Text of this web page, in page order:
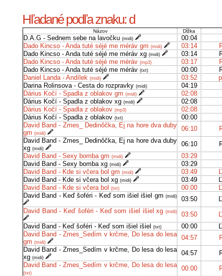
Hľadané podľa znaku: d
Názov Dĺžka
D.A.G - Sednem sebe na lavočku (midi)
00:04
Dado Kincso - Anda tuté séjé me méráv gm (midi) 03:14
Dado Kincso - Anda tuté séjé me méráv xg (midi) 03:14
Dado Kincso - Anda tuté séjé me méráv (mp3) 03:17
Dado Kincso - Anda tuté séjé me méráv (txt) 00:00
Daniel Landa - Andílek (midi) 03:52
Darina Rolinsova - Cesta do rozpravky (midi)
04:19
Dárius Kočí - Spadla z oblakov gm (midi)
02:08
Dárius Kočí - Spadla z oblakov xg (midi)
02:08
Dárius Kočí - Spadla z oblakov (mp3)
02:08
Dárius Kočí - Spadla z oblakov (txt)
00:00
David Band - Zmes_ Dedinôčka, Ej na hore dva duby
gm (midi)
06:10
David Band - Zmes_ Dedinôčka, Ej na hore dva duby
xg (midi)
06:10
David Band - Sexy bomba gm (midi)
03:29
David Band - Sexy bomba xg (midi)
03:29
David Band - Kde si včera bol gm (midi) 03:49
David Band - Kde si včera bol xg (midi) 03:49
David Band - Kde si včera bol
(txt) 00:00
David Band - Keď šoféri - Keď som išiel išiel gm (midi) 03:50
David Band - Keď šoféri - Keď som išiel išiel xg (midi) 03:50
David Band - Keď šoféri - Keď som išiel išiel
(txt) 00:00
David Band - Zmes_Sedím v krčme, Do lesa do lesa
gm (midi)
04:57
David Band - Zmes_Sedím v krčme, Do lesa do lesa
xg (midi)
04:57
David Band - Zmes_Sedím v krčme, Do lesa do lesa
(txt)
00:00